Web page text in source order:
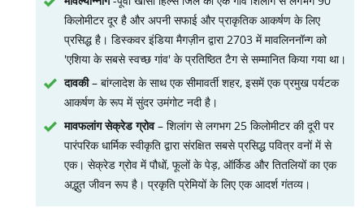
किलोमीटर दूर है और अपनी सफाई और प्राकृतिक आकर्षण के लिए
प्रसिद्ध है। डिस्कवर इंडिया मैगज़ीन द्वारा 2703 में मावलिननॉन्ग को
'एशिया के सबसे स्वच्छ गांव' के प्रतिष्ठित टैग से सम्मानित किया गया था।
दावकी– बांग्लादेश के साथ एक सीमावर्ती शहर, इसमें एक प्रमुख पर्यटक
आकर्षण के रूप में सुंदर उमंगोट नदी है।
मावफलांग सेक्रेड ग्रोव– शिलांग से लगभग 25 किलोमीटर की दूरी पर
पारंपरिक धार्मिक स्वीकृति द्वारा संरक्षित सबसे प्रसिद्ध पवित्र वनों में से
एक। सेक्रेड ग्रोव में पौधों, फूलों के पेड़, ऑर्किड और तितलियों का एक
अद्भुत जीवन रूप है। प्रकृति प्रेमियों के लिए एक आदर्श गंतव्य।